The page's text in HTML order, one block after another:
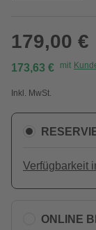
179,00 €
173,63 € mit
Inkl. MwSt.
Verfügbarkeit
ONLINE